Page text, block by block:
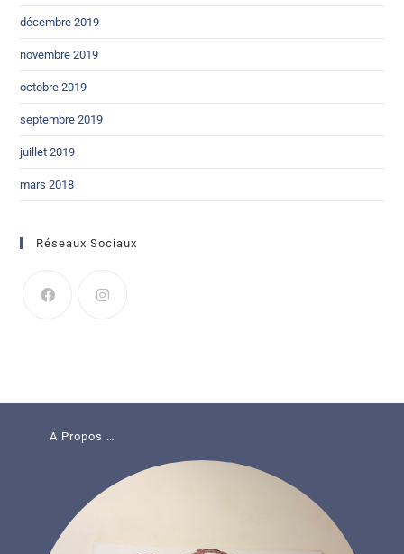
décembre 2019
novembre 2019
octobre 2019
septembre 2019
juillet 2019
mars 2018
Réseaux Sociaux
A Propos …